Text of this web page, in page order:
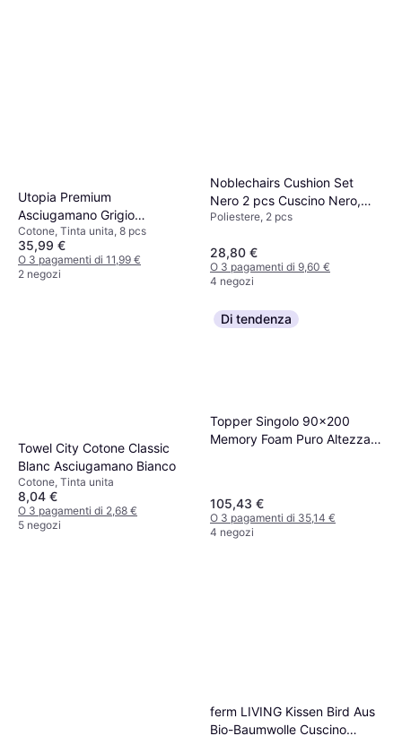
Utopia Premium
Asciugamano Grigio
(137x69cm)
Cotone, Tinta unita, 8 pcs
35,99 €
O 3 pagamenti di 11,99 €
2 negozi
Noblechairs Cushion Set
Nero 2 pcs Cuscino Nero,
Bianco
Poliestere, 2 pcs
28,80 €
O 3 pagamenti di 9,60 €
4 negozi
Towel City Cotone Classic
Blanc Asciugamano Bianco
Cotone, Tinta unita
8,04 €
O 3 pagamenti di 2,68 €
5 negozi
Di tendenza
Topper Singolo 90x200
Memory Foam Puro Altezza 5
105,43 €
O 3 pagamenti di 35,14 €
4 negozi
ferm LIVING Kissen Bird Aus
Bio-Baumwolle Cuscino